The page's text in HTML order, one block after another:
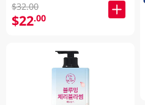
$32.00
$22.00